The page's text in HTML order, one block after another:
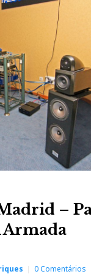
–
Armada
0 Comentários